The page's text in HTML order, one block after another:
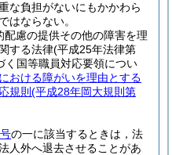
な負担がないにもかかわら
はならない。
慮の提供その他の障害を理
する法律(平成25年法律第
く国等職員対応要領につい
おける障がいを理由とする
規則 (平成28年岡大規則第
の一に該当するときは，法
人外へ退去させることがあ